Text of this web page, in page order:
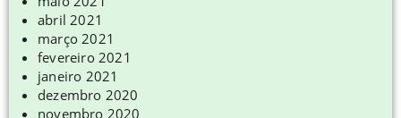
abril 2021
março 2021
fevereiro 2021
janeiro 2021
dezembro 2020
novembro 2020